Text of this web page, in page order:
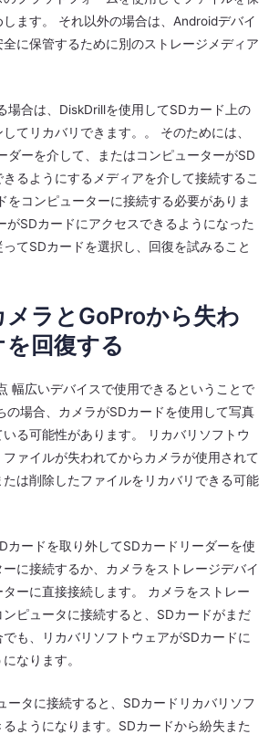
ます。 それ以外の場合は、Androidデバイ
に保管するために別のストレージメディア
場合は、DiskDrillを使用してSDカード上の
てリカバリできます。。 そのためには、
ダーを介して、またはコンピューターがSD
るようにするメディアを介して接続するこ
をコンピューターに接続する必要がありま
がSDカードにアクセスできるようになった
てSDカードを選択し、回復を試みること
ラとGoProから失わ
回復する
幅広いデバイスで使用できるということで
の場合、カメラがSDカードを使用して写真
る可能性があります。 リカバリソフトウ
ファイルが失われてからカメラが使用されて
は削除したファイルをリカバリできる可能
カードを取り外してSDカードリーダーを使
に接続するか、カメラをストレージデバイ
ーに直接接続します。 カメラをストレー
ピュータに接続すると、SDカードがまだ
も、リカバリソフトウェアがSDカードに
なります。
ータに接続すると、SDカードリカバリソフ
るようになります。SDカードから紛失また